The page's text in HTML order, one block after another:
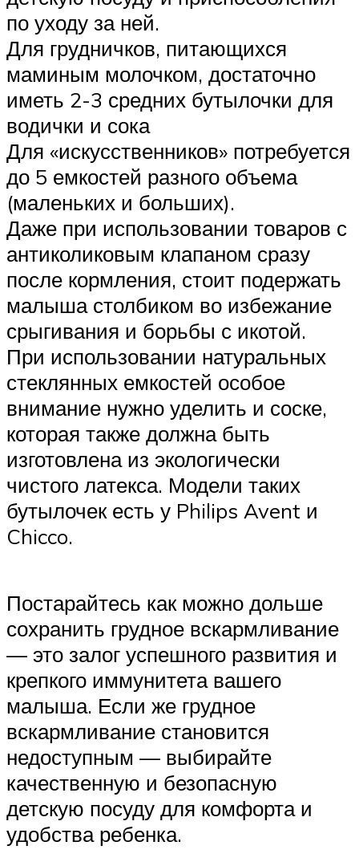
по уходу за ней.
Для грудничков, питающихся
маминым молочком, достаточно
иметь 2-3 средних бутылочки для
водички и сока
Для «искусственников» потребуется
до 5 емкостей разного объема
(маленьких и больших).
Даже при использовании товаров с
антиколиковым клапаном сразу
после кормления, стоит подержать
малыша столбиком во избежание
срыгивания и борьбы с икотой.
При использовании натуральных
стеклянных емкостей особое
внимание нужно уделить и соске,
которая также должна быть
изготовлена из экологически
чистого латекса. Модели таких
бутылочек есть у Philips Avent и
Chicco.
Постарайтесь как можно дольше
сохранить грудное вскармливание
— это залог успешного развития и
крепкого иммунитета вашего
малыша. Если же грудное
вскармливание становится
недоступным — выбирайте
качественную и безопасную
детскую посуду для комфорта и
удобства ребенка.